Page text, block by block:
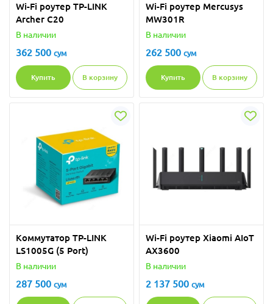
Wi-Fi роутер TP-LINK
Archer C20
В наличии
362 500 сум
Купить В корзину
Wi-Fi роутер Mercusys
MW301R
В наличии
262 500 сум
Купить В корзину
Коммутатор TP-LINK
LS1005G (5 Port)
В наличии
287 500 сум
Wi-Fi роутер Xiaomi AIoT
AX3600
В наличии
2 137 500 сум